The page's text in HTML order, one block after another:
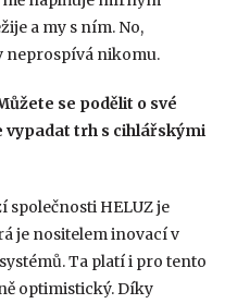
a my s ním. No,
neprospívá nikomu.
se podělit o své
vypadat trh s cihlářskými
společnosti HELUZ je
je nositelem inovací v
Ta platí i pro tento
optimistický. Díky